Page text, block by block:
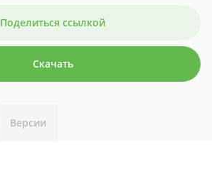
Поделиться ссылкой
Скачать
Версии